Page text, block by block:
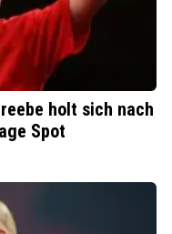
holt sich nach
Spot